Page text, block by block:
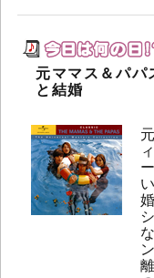
元ママス＆パパ
と結婚